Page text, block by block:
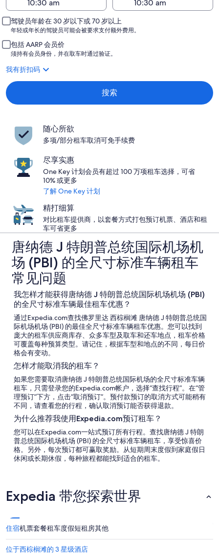
驾驶员年龄在 30 岁以下或 70 岁以上
年轻或年长的驾驶员可能会被要求支付额外费用。
包括 AARP 会员价
须持有会员身份，并在取车时通过验证。
我有折扣码
搜索
随心所欲
多项/部分租车取消可免手续费
尽享实惠
One Key 计划会员有超过 100 万项租车选择，可省
10% 或更多
了解 One Key 计划
精打细算
对比租车提供商，以套餐方式打包预订机票、酒店和租
车可省更多
唐纳德 J 特朗普总统国际机场机
场 (PBI) 的全尺寸标准车辆租车
常见问题
我怎样才能获得唐纳德 J 特朗普总统国际机场机场 (PBI)
的全尺寸标准车辆最佳租车优惠？
通过Expedia.com查找佛罗里达 西棕榈滩 唐纳德 J 特朗普总统国
际机场机场 (PBI) 的最佳全尺寸标准车辆租车优惠。您可以找到
庞大的租车供应商库存、众多车型及取车和还车地点，租车价格
可覆盖每种预算类型。请记住，根据车型和地点的不同，每日价
格会有变动。
怎样才能取消我的租车？
如果您需要取消唐纳德 J 特朗普总统国际机场的全尺寸标准车辆
租车，只需登录您的Expedia.com帐户，选择“查找行程”。在“管
理预订”下方，点击“取消预订”。预付款预订的取消方式可能稍有
不同，请查看您的行程，确认取消预订能否获得退款。
为什么推荐我使用Expedia.com预订租车？
您可以在Expedia.com一站式预订所有行程。查找唐纳德 J 特朗
普总统国际机场机场 (PBI) 的全尺寸标准车辆租车，享受惊喜价
格。另外，每次预订都可赢取奖励。从短期周末度假到家庭假日
休闲或长期休假，每种旅程都能找到适合的租车。
Expedia 带您探索世界
住宿机票套餐租车度假短租房其他
位于西棕榈滩的 3 星级酒店